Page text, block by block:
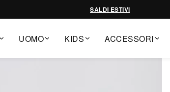
SALDI ESTIVI
UOMO KIDS ACCESSORI